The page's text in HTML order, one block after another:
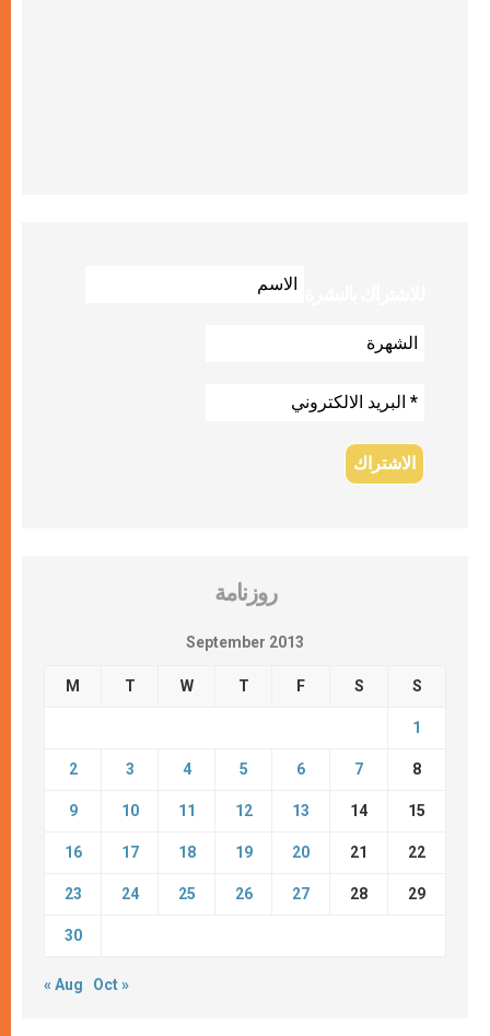
روزنامة
September 2013
M T W T F S S
1
2 3 4 5 6 7 8
9 10 11 12 13 14 15
16 17 18 19 20 21 22
23 24 25 26 27 28 29
30
« Aug Oct »